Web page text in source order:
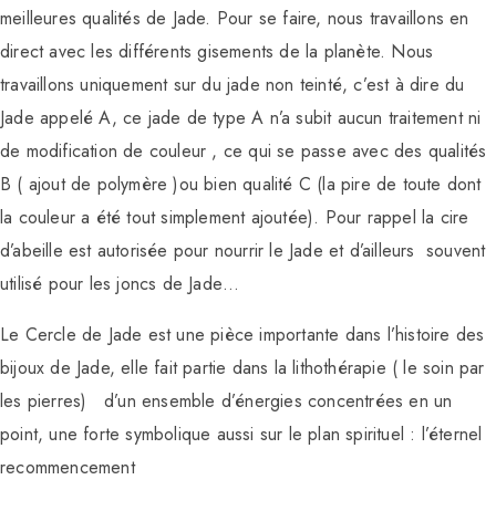
meilleures qualités de Jade. Pour se faire, nous travaillons en
direct avec les différents gisements de la planète. Nous
travaillons uniquement sur du jade non teinté, c’est à dire du
Jade appelé A, ce jade de type A n’a subit aucun traitement ni
de modification de couleur , ce qui se passe avec des qualités
B ( ajout de polymère )ou bien qualité C (la pire de toute dont
la couleur a été tout simplement ajoutée). Pour rappel la cire
d’abeille est autorisée pour nourrir le Jade et d’ailleurs souvent
utilisé pour les joncs de Jade…
Le Cercle de Jade est une pièce importante dans l’histoire des
bijoux de Jade, elle fait partie dans la lithothérapie ( le soin par
les pierres) d’un ensemble d’énergies concentrées en un
point, une forte symbolique aussi sur le plan spirituel : l’éternel
recommencement